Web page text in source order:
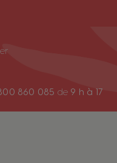
860 085 de 9 h à 17
Spanish